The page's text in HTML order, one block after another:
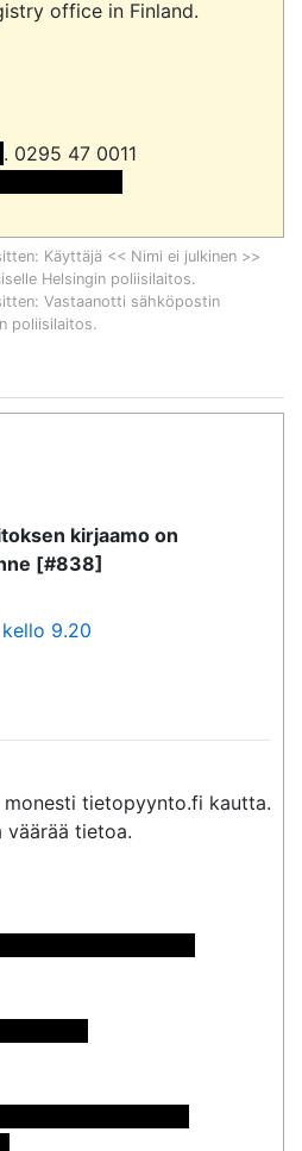
office in Finland.
. 0295 47 0011
: Käyttäjä << Nimi ei julkinen >>
Helsingin poliisilaitos.
: Vastaanotti sähköpostin
poliisilaitos.
kirjaamo on
[#838]
9.20
monesti tietopyynto.fi kautta.
väärää tietoa.